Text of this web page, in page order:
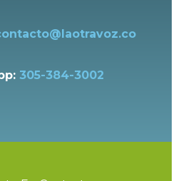
305-384-3002